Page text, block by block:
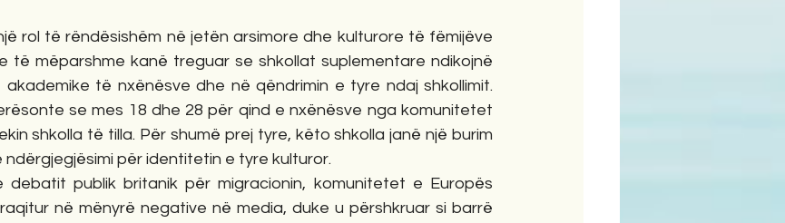
rol të rëndësishëm në jetën arsimore dhe kulturore të fëmijëve
të mëparshme kanë treguar se shkollat suplementare ndikojnë
të nxënësve dhe në qëndrimin e tyre ndaj shkollimit.
se mes 18 dhe 28 për qind e nxënësve nga komunitetet
shkolla të tilla. Për shumë prej tyre, këto shkolla janë një burim
ndërgjegjësimi për identitetin e tyre kulturor.
debatit publik britanik për migracionin, komunitetet e Europës
në mënyrë negative në media, duke u përshkruar si barrë